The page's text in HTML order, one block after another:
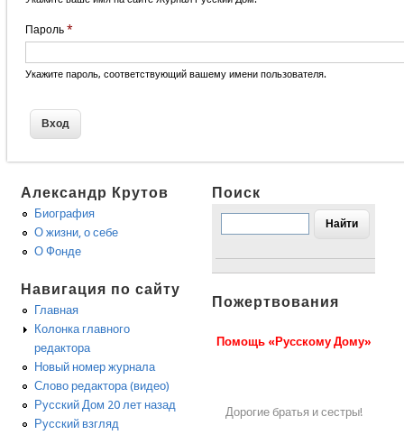
Пароль *
Укажите пароль, соответствующий вашему имени пользователя.
Александр Крутов
Биография
О жизни, о себе
О Фонде
Навигация по сайту
Главная
Колонка главного
редактора
Новый номер журнала
Слово редактора (видео)
Русский Дом 20 лет назад
Русский взгляд
Поиск
Пожертвования
Помощь «Русскому Дому»
Дорогие братья и сестры!